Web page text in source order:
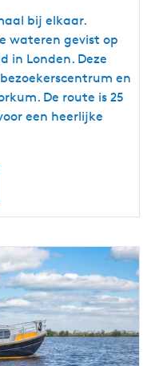
bij elkaar.
wateren gevist op
in Londen. Deze
en
De route is 25
een heerlijke